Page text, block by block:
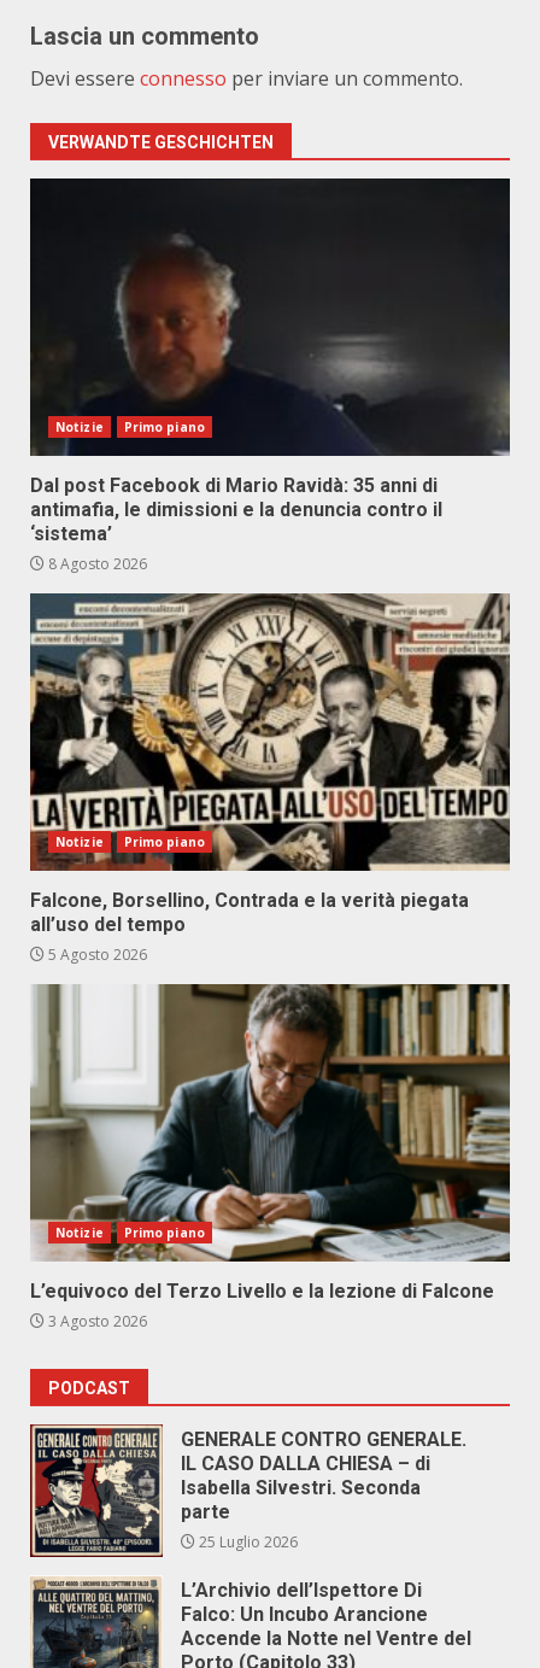
Lascia un commento
Devi essere connesso per inviare un commento.
VERWANDTE GESCHICHTEN
Notizie Primo piano
Dal post Facebook di Mario Ravidà: 35 anni di
antimafia, le dimissioni e la denuncia contro il
‘sistema’
8 Agosto 2026
Notizie Primo piano
Falcone, Borsellino, Contrada e la verità piegata
all’uso del tempo
5 Agosto 2026
Notizie Primo piano
L’equivoco del Terzo Livello e la lezione di Falcone
3 Agosto 2026
PODCAST
GENERALE CONTRO GENERALE.
IL CASO DALLA CHIESA – di
Isabella Silvestri. Seconda
parte
25 Luglio 2026
L’Archivio dell’Ispettore Di
Falco: Un Incubo Arancione
Accende la Notte nel Ventre del
Porto (Capitolo 33)